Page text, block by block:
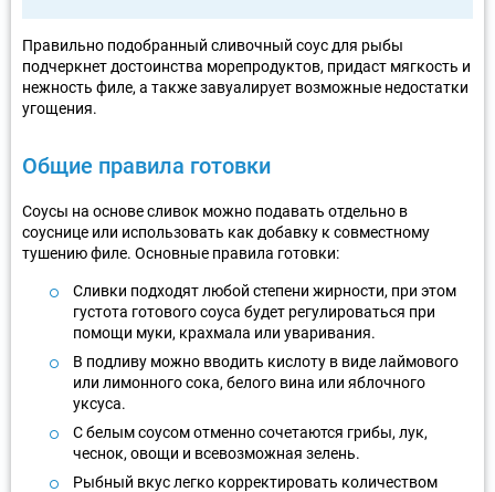
Правильно подобранный сливочный соус для рыбы
подчеркнет достоинства морепродуктов, придаст мягкость и
нежность филе, а также завуалирует возможные недостатки
угощения.
Общие правила готовки
Соусы на основе сливок можно подавать отдельно в
соуснице или использовать как добавку к совместному
тушению филе. Основные правила готовки:
Сливки подходят любой степени жирности, при этом
густота готового соуса будет регулироваться при
помощи муки, крахмала или уваривания.
В подливу можно вводить кислоту в виде лаймового
или лимонного сока, белого вина или яблочного
уксуса.
С белым соусом отменно сочетаются грибы, лук,
чеснок, овощи и всевозможная зелень.
Рыбный вкус легко корректировать количеством